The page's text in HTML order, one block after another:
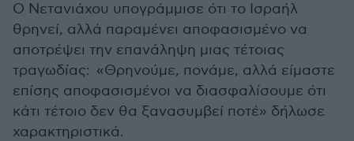
Ο Νετανιάχου υπογράμμισε ότι το Ισραήλ
θρηνεί, αλλά παραμένει αποφασισμένο να
αποτρέψει την επανάληψη μιας τέτοιας
τραγωδίας: «Θρηνούμε, πονάμε, αλλά είμαστε
επίσης αποφασισμένοι να διασφαλίσουμε ότι
κάτι τέτοιο δεν θα ξανασυμβεί ποτέ» δήλωσε
χαρακτηριστικά.